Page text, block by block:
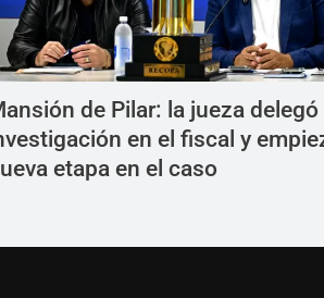
de Pilar: la jueza delegó
en el fiscal y
etapa en el caso